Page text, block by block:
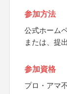
参加方法
公式ホーム
または、提
参加資格
プロ・アマ